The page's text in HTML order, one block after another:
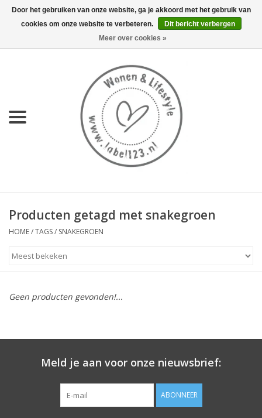
0 Artikelen - €0,00
KEUKEN
LIFESTYLE
MEUBELS
Producten getagd met snakegroen
HOME/TAGS/ SNAKEGROEN
Geen producten gevonden!...
Meld je aan voor onze nieuwsbrief:
ABONNEER
Door het gebruiken van onze website, ga je akkoord met het gebruik van
cookies om onze website te verbeteren.
Dit bericht verbergen
Meer over cookies »